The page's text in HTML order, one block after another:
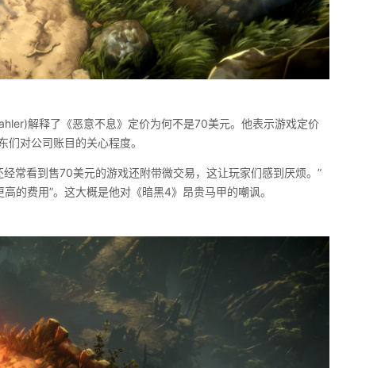
解释了《恶意不息》定价为何不是70美元。他表示游戏定价
对公司账目的关心程度。
常看到售70美元的游戏还附带微交易，这让玩家们感到厌烦。”
的费用”。这大概是他对《暗黑4》昂贵马甲的嘲讽。